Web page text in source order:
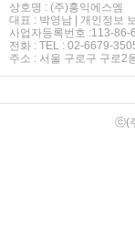
상호명 : (주)홍익에스엠
대표 : 박영남 | 개인정보
사업자등록번호 :113-
전화 : TEL : 02-6679-
주소 : 서울 구로구 구로2
ⓒ(